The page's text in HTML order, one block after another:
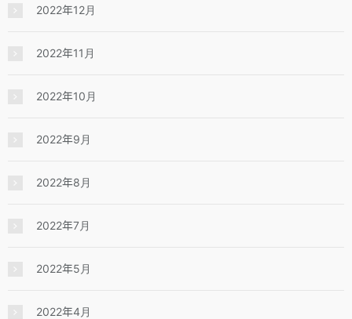
2022年12月
2022年11月
2022年10月
2022年9月
2022年8月
2022年7月
2022年5月
2022年4月